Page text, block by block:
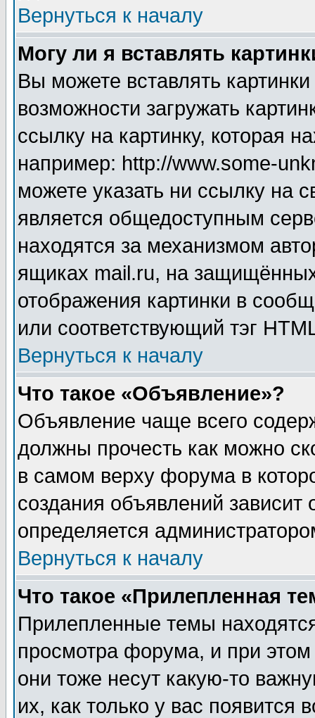
Вернуться к началу
Могу ли я вставлять
Вы можете вставлять
возможности загружать
ссылку на картинку, которая
например: http://www.some-
можете указать ни ссылку на
является общедоступным
находятся за механизмом
ящиках mail.ru, на
отображения картинки в
или соответствующий тэг
Вернуться к началу
Что такое «Объявление»?
Объявление чаще всего
должны прочесть как можно
в самом верху форума в
создания объявлений зависит
определяется
Вернуться к началу
Что такое «Прилепленная
Прилепленные темы
просмотра форума, и при
они тоже несут какую-то
их, как только у вас появится